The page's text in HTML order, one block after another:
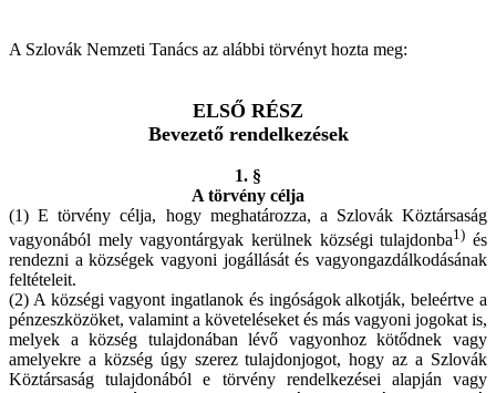
A Szlovák Nemzeti Tanács az alábbi törvényt hozta meg:
ELSŐ RÉSZ
Bevezető rendelkezések
1. §
A törvény célja
(1) E törvény célja, hogy meghatározza, a Szlovák Köztársaság
vagyonából mely vagyontárgyak kerülnek községi tulajdonba1) és
rendezni a községek vagyoni jogállását és vagyongazdálkodásának
feltételeit.
(2) A községi vagyont ingatlanok és ingóságok alkotják, beleértve a
pénzeszközöket, valamint a követeléseket és más vagyoni jogokat is,
melyek a község tulajdonában lévő vagyonhoz kötődnek vagy
amelyekre a község úgy szerez tulajdonjogot, hogy az a Szlovák
Köztársaság tulajdonából e törvény rendelkezései alapján vagy